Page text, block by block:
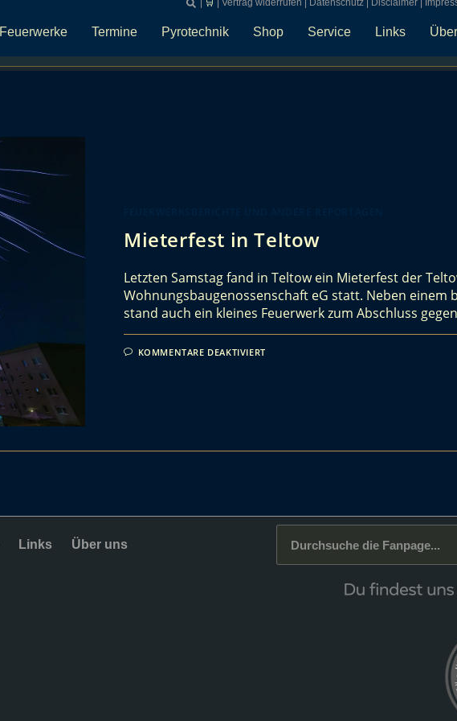
🛒 Vertrag widerrufen Datenschutz Disclaimer
Feuerwerke Termine Pyrotechnik Shop Service Links
Mieterfest in Teltow
Letzten Samstag fand in Teltow ein Mieterfest der
Wohnungsbaugenossenschaft eG statt. Neben einem
stand auch ein kleines Feuerwerk zum Abschluss
KOMMENTARE DEAKTIVIERT
Links Über uns